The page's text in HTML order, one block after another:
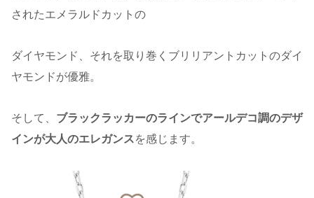
されたエメラルドカットの
ダイヤモンド、それを取り巻くブリリアントカットのダイ
ヤモンドが優雅。
そして、 ブラックラッカーのラインでアールデコ調のデザ
インが大人のエレガンスを感じます。